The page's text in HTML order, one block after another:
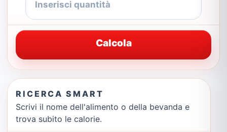
Calcola
RICERCA SMART
Scrivi il nome dell'alimento o della bevanda e
trova subito le calorie.